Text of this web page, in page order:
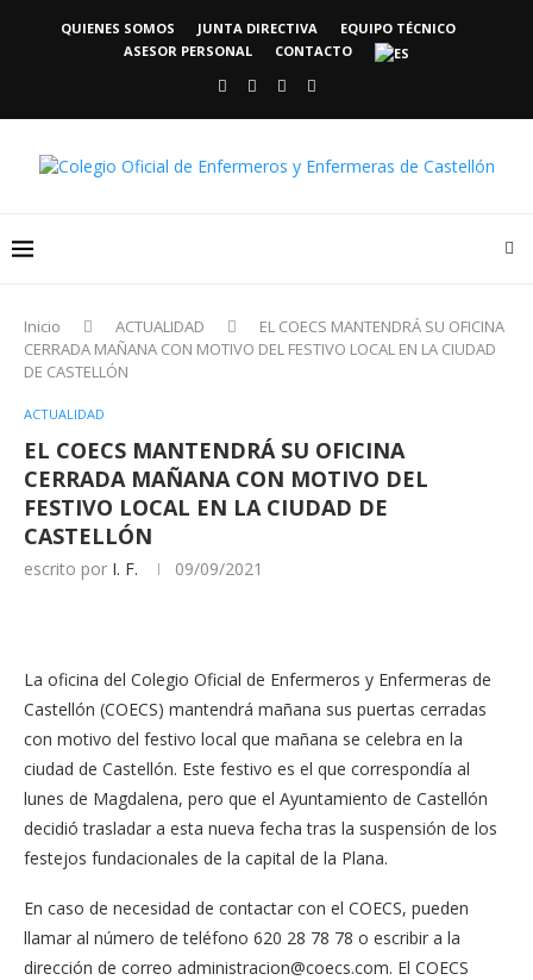
QUIENES SOMOS JUNTA DIRECTIVA
EQUIPO TÉCNICO
ASESOR PERSONAL
CONTACTO
Inicio ACTUALIDAD
EL COECS MANTENDRÁ SU OFICINA
CERRADA MAÑANA CON MOTIVO DEL FESTIVO LOCAL EN LA CIUDAD
DE CASTELLÓN
ACTUALIDAD
EL COECS MANTENDRÁ SU OFICINA
CERRADA MAÑANA CON MOTIVO DEL
FESTIVO LOCAL EN LA CIUDAD DE
CASTELLÓN
escrito por I. F. 09/09/2021
La oficina del Colegio Oficial de Enfermeros y Enfermeras de
Castellón (COECS) mantendrá mañana sus puertas cerradas
con motivo del festivo local que mañana se celebra en la
ciudad de Castellón. Este festivo es el que correspondía al
lunes de Magdalena, pero que el Ayuntamiento de Castellón
decidió trasladar a esta nueva fecha tras la suspensión de los
festejos fundacionales de la capital de la Plana.
En caso de necesidad de contactar con el COECS, pueden
llamar al número de teléfono 620 28 78 78 o escribir a la
dirección de correo administracion@coecs.com. El COECS